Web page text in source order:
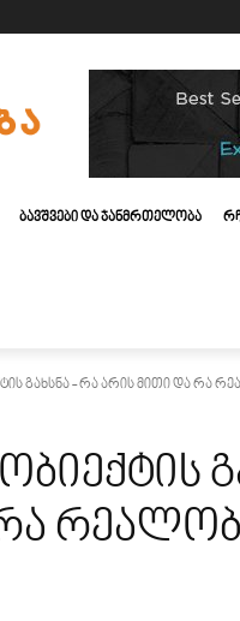
ᲑᲐᲕᲨᲕᲔᲑᲘ ᲓᲐ ᲯᲐᲜᲛᲠᲗᲔᲚᲝᲑᲐ
გახსნა - რა არის მითი და რა